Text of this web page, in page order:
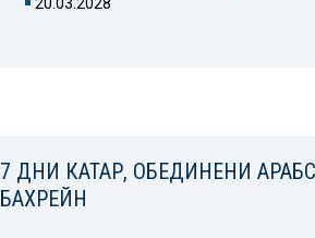
7 ДНИ КАТАР, ОБЕДИНЕНИ
БАХРЕЙН